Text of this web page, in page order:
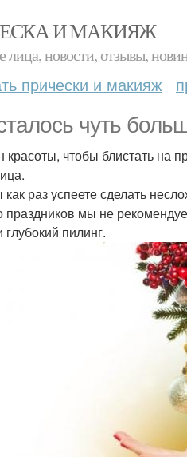
И МАКИЯЖ
новости, отзывы,
прически и макияж
чуть
красоты, чтобы блистать на
раз успеете сделать
мы не
пилинг.